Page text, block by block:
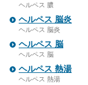
ヘルペス 膿
ヘルペス 脳炎
ヘルペス 脳炎
ヘルペス 脳
ヘルペス 脳
ヘルペス 熱湯
ヘルペス 熱湯